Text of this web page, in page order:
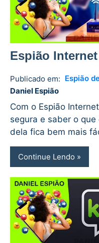
Espião
Publicado em: Espião
Daniel Espião
Daniel
No
Com o Espião
segura e saber o
dela fica bem mais
Continue Lendo